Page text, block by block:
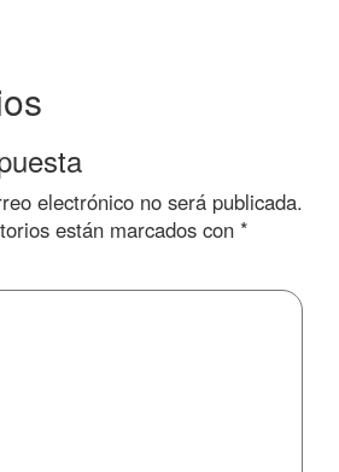
electrónico no será publicada.
están marcados con *